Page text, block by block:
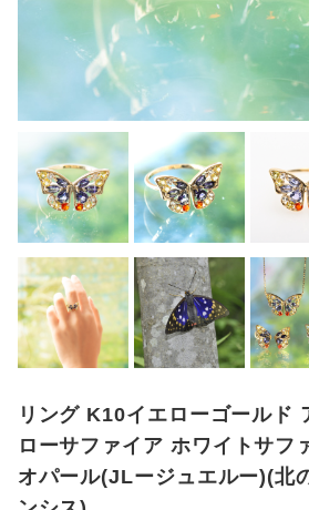
リング K10イエローゴールド
ローサファイア ホワイトサフ
オパール(JLージュエルー)(北